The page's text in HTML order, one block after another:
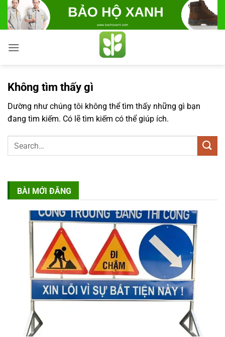
Bỏ
qua
nội
dung
Không tìm thấy gì
Dường như chúng tôi không thể tìm thấy những gì bạn
đang tìm kiếm. Có lẽ tìm kiếm có thể giúp ích.
BÀI MỚI ĐĂNG